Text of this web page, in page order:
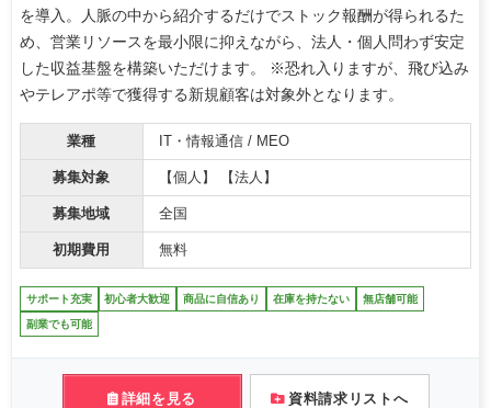
を導入。人脈の中から紹介するだけでストック報酬が得られるた
め、営業リソースを最小限に抑えながら、法人・個人問わず安定
した収益基盤を構築いただけます。 ※恐れ入りますが、飛び込み
やテレアポ等で獲得する新規顧客は対象外となります。
業種 IT・情報通信 / MEO
募集対象 【個人】 【法人】
募集地域 全国
初期費用 無料
サポート充実 初心者大歓迎 商品に自信あり 在庫を持たない 無店舗可能
副業でも可能
詳細を見る 資料請求リストへ